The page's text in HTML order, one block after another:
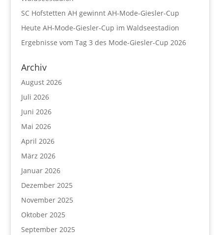
SC Hofstetten AH gewinnt AH-Mode-Giesler-Cup
Heute AH-Mode-Giesler-Cup im Waldseestadion
Ergebnisse vom Tag 3 des Mode-Giesler-Cup 2026
Archiv
August 2026
Juli 2026
Juni 2026
Mai 2026
April 2026
März 2026
Januar 2026
Dezember 2025
November 2025
Oktober 2025
September 2025